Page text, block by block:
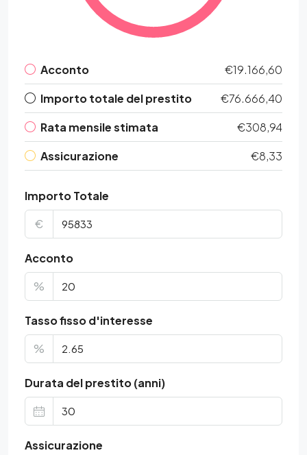
Acconto
€19.166,60
Importo totale del prestito
€76.666,40
Rata mensile stimata
€308,94
Assicurazione
€8,33
Importo Totale
€
Acconto
%
Tasso fisso d'interesse
%
Durata del prestito (anni)
Assicurazione